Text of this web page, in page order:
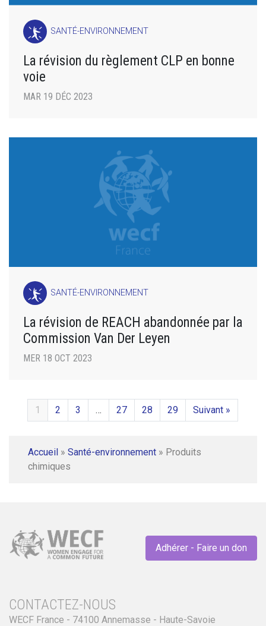
SANTÉ-ENVIRONNEMENT
La révision du règlement CLP en bonne
voie
MAR 19 DÉC 2023
SANTÉ-ENVIRONNEMENT
La révision de REACH abandonnée par la
Commission Van Der Leyen
MER 18 OCT 2023
1 2 3 … 27 28 29 Suivant »
Accueil » Santé-environnement » Produits
chimiques
Adhérer - Faire un don
CONTACTEZ-NOUS
WECF France - 74100 Annemasse - Haute-Savoie